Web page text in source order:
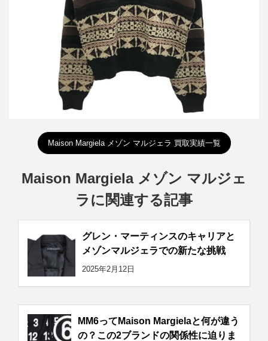
詳しく見る
Maison Margiela メゾン マルジェラ 買取実績一覧
Maison Margiela メゾン マルジェ
ラに関連する記事
グレン・マーティンスのキャリアと
メゾンマルジェラでの新たな挑戦
2025年2月12日
MM6ってMaison Margielaと何が違う
の？この2ブランドの関係性に迫りま